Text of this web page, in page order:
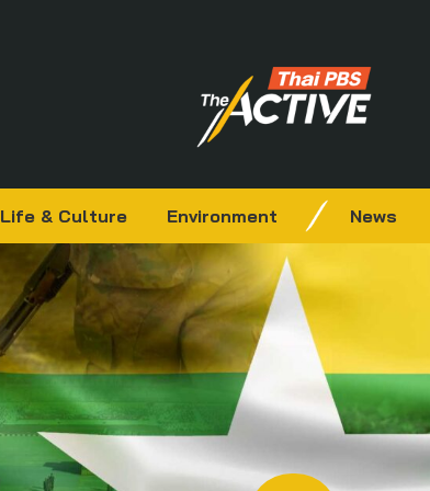
Life & Culture Environment News